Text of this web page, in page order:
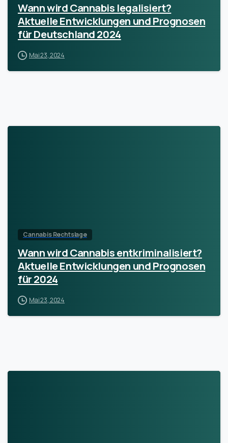
Wann wird Cannabis legalisiert?
Aktuelle Entwicklungen und Prognosen
für Deutschland 2024
Mai 23, 2024
Cannabis Rechtslage
Wann wird Cannabis entkriminalisiert?
Aktuelle Entwicklungen und Prognosen
für 2024
Mai 23, 2024